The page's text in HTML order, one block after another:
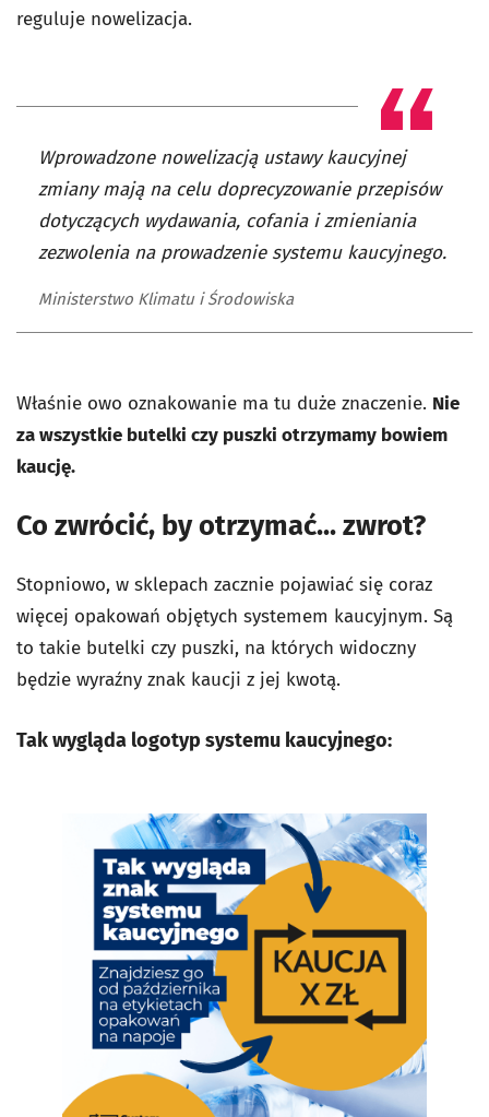
reguluje nowelizacja.
Wprowadzone nowelizacją ustawy kaucyjnej
zmiany mają na celu doprecyzowanie przepisów
dotyczących wydawania, cofania i zmieniania
zezwolenia na prowadzenie systemu kaucyjnego.
Ministerstwo Klimatu i Środowiska
Właśnie owo oznakowanie ma tu duże znaczenie. Nie
za wszystkie butelki czy puszki otrzymamy bowiem
kaucję.
Co zwrócić, by otrzymać... zwrot?
Stopniowo, w sklepach zacznie pojawiać się coraz
więcej opakowań objętych systemem kaucyjnym. Są
to takie butelki czy puszki, na których widoczny
będzie wyraźny znak kaucji z jej kwotą.
Tak wygląda logotyp systemu kaucyjnego: